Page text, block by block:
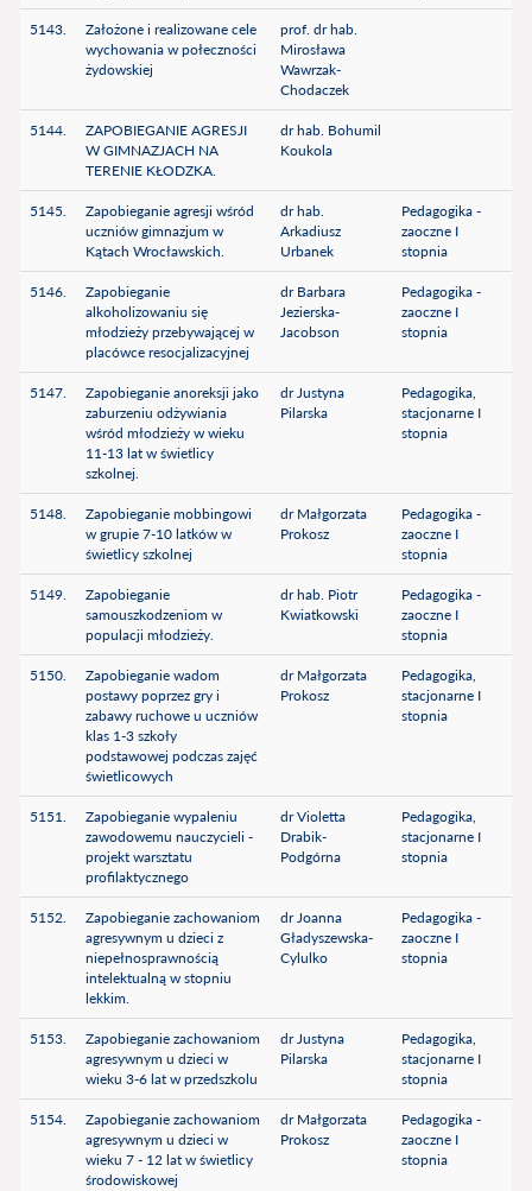
5143.
Założone i realizowane cele
wychowania w połeczności
żydowskiej
prof. dr hab.
Mirosława
Wawrzak-
Chodaczek
5144.
ZAPOBIEGANIE AGRESJI
W GIMNAZJACH NA
TERENIE KŁODZKA.
dr hab. Bohumil
Koukola
5145.
Zapobieganie agresji wśród
uczniów gimnazjum w
Kątach Wrocławskich.
dr hab.
Arkadiusz
Urbanek
Pedagogika -
zaoczne I
stopnia
5146.
Zapobieganie
alkoholizowaniu się
młodzieży przebywającej w
placówce resocjalizacyjnej
dr Barbara
Jezierska-
Jacobson
Pedagogika -
zaoczne I
stopnia
5147.
Zapobieganie anoreksji jako
zaburzeniu odżywiania
wśród młodzieży w wieku
11-13 lat w świetlicy
szkolnej.
dr Justyna
Pilarska
Pedagogika,
stacjonarne I
stopnia
5148.
Zapobieganie mobbingowi
w grupie 7-10 latków w
świetlicy szkolnej
dr Małgorzata
Prokosz
Pedagogika -
zaoczne I
stopnia
5149.
Zapobieganie
samouszkodzeniom w
populacji młodzieży.
dr hab. Piotr
Kwiatkowski
Pedagogika -
zaoczne I
stopnia
5150.
Zapobieganie wadom
postawy poprzez gry i
zabawy ruchowe u uczniów
klas 1-3 szkoły
podstawowej podczas zajęć
świetlicowych
dr Małgorzata
Prokosz
Pedagogika,
stacjonarne I
stopnia
5151.
Zapobieganie wypaleniu
zawodowemu nauczycieli -
projekt warsztatu
profilaktycznego
dr Violetta
Drabik-
Podgórna
Pedagogika,
stacjonarne I
stopnia
5152.
Zapobieganie zachowaniom
agresywnym u dzieci z
niepełnosprawnością
intelektualną w stopniu
lekkim.
dr Joanna
Gładyszewska-
Cylulko
Pedagogika -
zaoczne I
stopnia
5153.
Zapobieganie zachowaniom
agresywnym u dzieci w
wieku 3-6 lat w przedszkolu
dr Justyna
Pilarska
Pedagogika,
stacjonarne I
stopnia
5154.
Zapobieganie zachowaniom
agresywnym u dzieci w
wieku 7 - 12 lat w świetlicy
środowiskowej
dr Małgorzata
Prokosz
Pedagogika -
zaoczne I
stopnia